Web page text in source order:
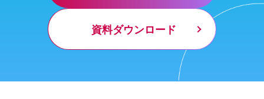
資料ダウンロード